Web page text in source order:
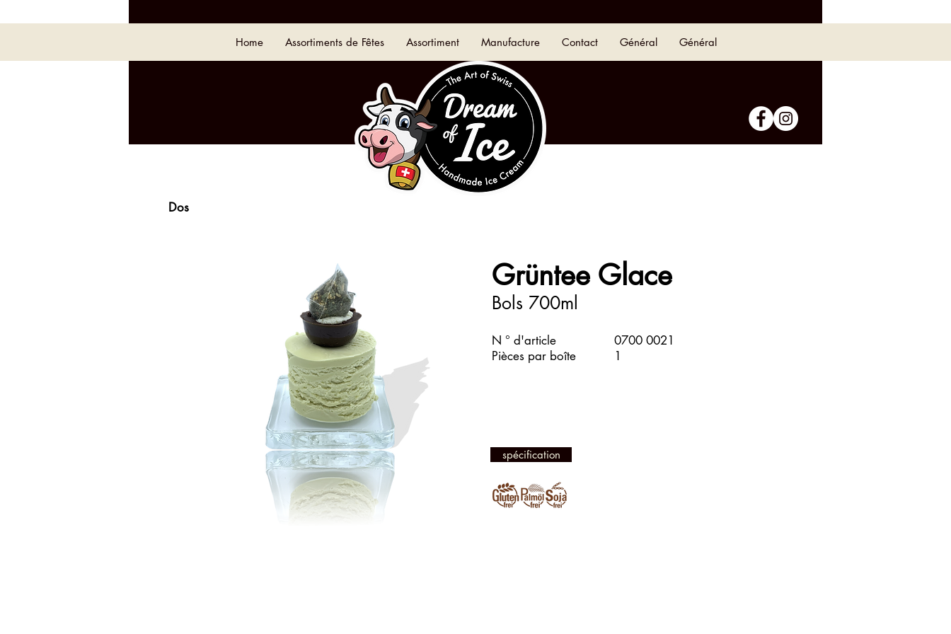
Home Assortiments de Fêtes Assortiment Manufacture Contact Général Général
Dos
Grüntee Glace
Bols 700ml
N ° d'article
Pièces par boîte
0700 0021
1
spécification